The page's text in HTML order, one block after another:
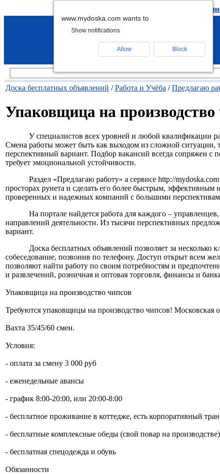
удалить
Доска бесплатных объявлений /Работа и Учёба /Предлагаю
Упаковщица на производство
У специалистов всех уровней и любой квалификации
Смена работы может быть как выходом из сложной ситуации,
перспективный вариант. Подбор вакансий всегда сопряжен с
требует эмоциональной устойчивости.
Раздел «Предлагаю работу» а сервисе http://
просторах рунета и сделать его более быстрым,
проверенных и надежных компаний с большими
На портале найдется работа для каждого –
направлений деятельности. Из тысячи перспективных
вариант.
Доска бесплатных объявлений позволяет за несколько
собеседование, позвонив по телефону. Доступ открыт всем
позволяют найти работу по своим потребностям и
и развлечений, розничная и оптовая торговля, финансы и
Упаковщица на производство чипсов
Требуются упаковщицы на производство чипсов!
Вахта 35/45/60 смен.
Условия:
- оплата за смену 3 000 руб
- еженедельные авансы
- график 8:00-20:00, или 20:00-8:00
- бесплатное проживание в коттедже, есть корпоративный
- бесплатные комплексные обеды (свой повар на производстве)
- бесплатная спецодежда и обувь
Обязанности
www.mydoska.com wants to
Show notifications
Allow Block